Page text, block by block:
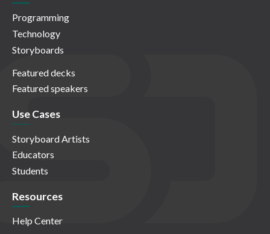
Programming
Technology
Storyboards
Featured decks
Featured speakers
Use Cases
Storyboard Artists
Educators
Students
Resources
Help Center